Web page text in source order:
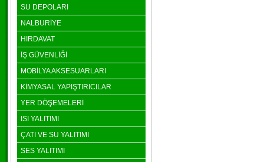
SU DEPOLARI
NALBURİYE
HIRDAVAT
İŞ GÜVENLİĞİ
MOBİLYA AKSESUARLARI
KİMYASAL YAPIŞTIRICILAR
YER DÖŞEMELERİ
ISI YALITIMI
ÇATI VE SU YALITIMI
SES YALITIMI